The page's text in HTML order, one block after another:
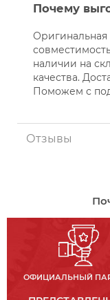
Почему
Оригинальная
наличии на
качества.
Поможем с
Отзывы
ОФИЦИАЛЬНЫЙ